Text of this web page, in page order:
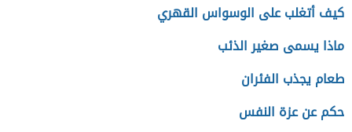
كيف أتغلب على الوسواس القهري
ماذا يسمى صغير الذئب
طعام يجذب الفئران
حكم عن عزة النفس